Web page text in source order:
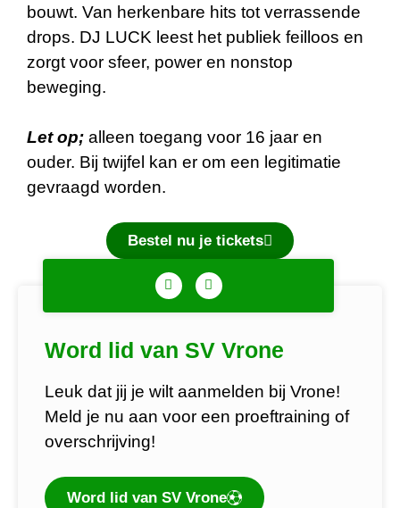
bouwt. Van herkenbare hits tot verrassende
drops. DJ LUCK leest het publiek feilloos en
zorgt voor sfeer, power en nonstop
beweging.
Let op; alleen toegang voor 16 jaar en
ouder. Bij twijfel kan er om een legitimatie
gevraagd worden.
Bestel nu je tickets
Word lid van SV Vrone
Leuk dat jij je wilt aanmelden bij Vrone!
Meld je nu aan voor een proeftraining of
overschrijving!
Word lid van SV Vrone